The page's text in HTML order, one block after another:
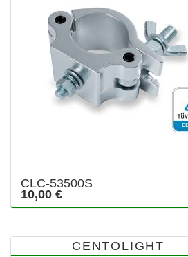
CLC-53500S
10,00 €
CENTOLIGHT